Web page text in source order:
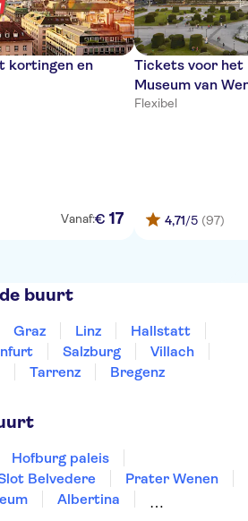
kortingen en
Vanaf:€ 17
Tickets voor
Museum van
Flexibel
4,71/5 (97)
buurt
Graz Linz
Hallstatt
Salzburg
Villach
Tarrenz Bregenz
Hofburg paleis
Belvedere
Prater Wenen
Albertina